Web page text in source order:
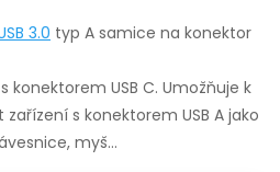
3.0 typ A samice na konektor
konektorem USB C. Umožňuje k
s konektorem USB A jako
myš…